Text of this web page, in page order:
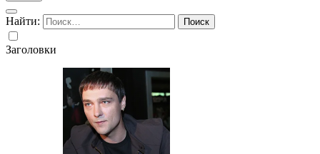
Найти:
Заголовки